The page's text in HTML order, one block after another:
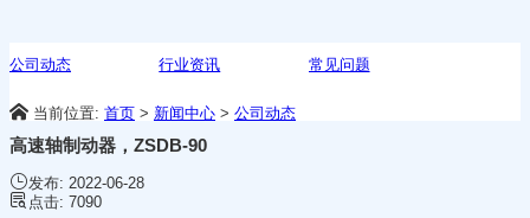
公司动态 行业资讯 常见问题
当前位置: 首页 > 新闻中心 > 公司动态
高速轴制动器，ZSDB-90
发布: 2022-06-28
点击: 7090